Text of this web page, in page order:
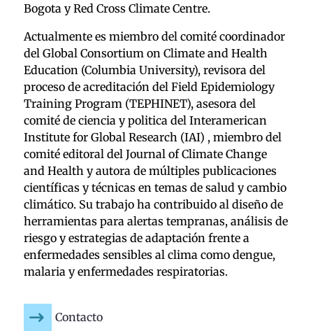
Bogota y Red Cross Climate Centre.
Actualmente es miembro del comité coordinador
del Global Consortium on Climate and Health
Education (Columbia University), revisora del
proceso de acreditación del Field Epidemiology
Training Program (TEPHINET), asesora del
comité de ciencia y politica del Interamerican
Institute for Global Research (IAI) , miembro del
comité editoral del Journal of Climate Change
and Health y autora de múltiples publicaciones
científicas y técnicas en temas de salud y cambio
climático. Su trabajo ha contribuido al diseño de
herramientas para alertas tempranas, análisis de
riesgo y estrategias de adaptación frente a
enfermedades sensibles al clima como dengue,
malaria y enfermedades respiratorias.
Contacto